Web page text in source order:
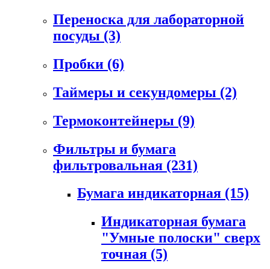
Переноска для лабораторной
посуды (3)
Пробки (6)
Таймеры и секундомеры (2)
Термоконтейнеры (9)
Фильтры и бумага
фильтровальная (231)
Бумага индикаторная (15)
Индикаторная бумага
"Умные полоски" сверх
точная (5)